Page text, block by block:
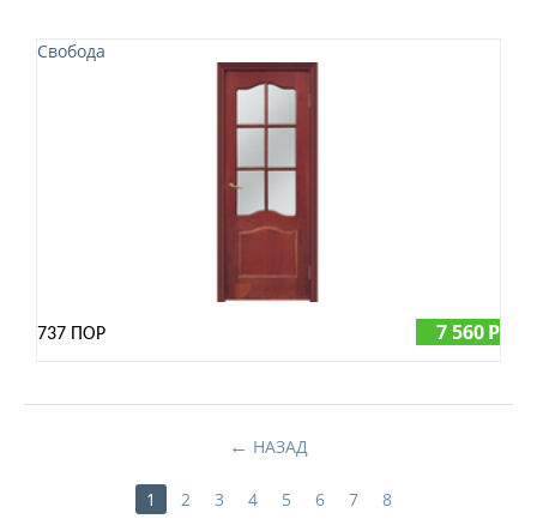
Свобода
737 ПОР 7 560Р
← НАЗАД
1 2 3 4 5 6 7 8